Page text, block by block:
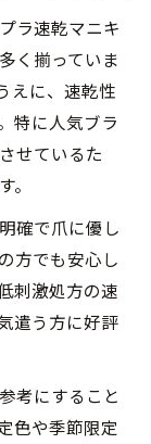
ラ速乾マニキ
く揃っていま
えに、速乾性
特に人気ブラ
せているた
確で爪に優し
方でも安心し
刺激処方の速
遣う方に好評
考にすること
色や季節限定